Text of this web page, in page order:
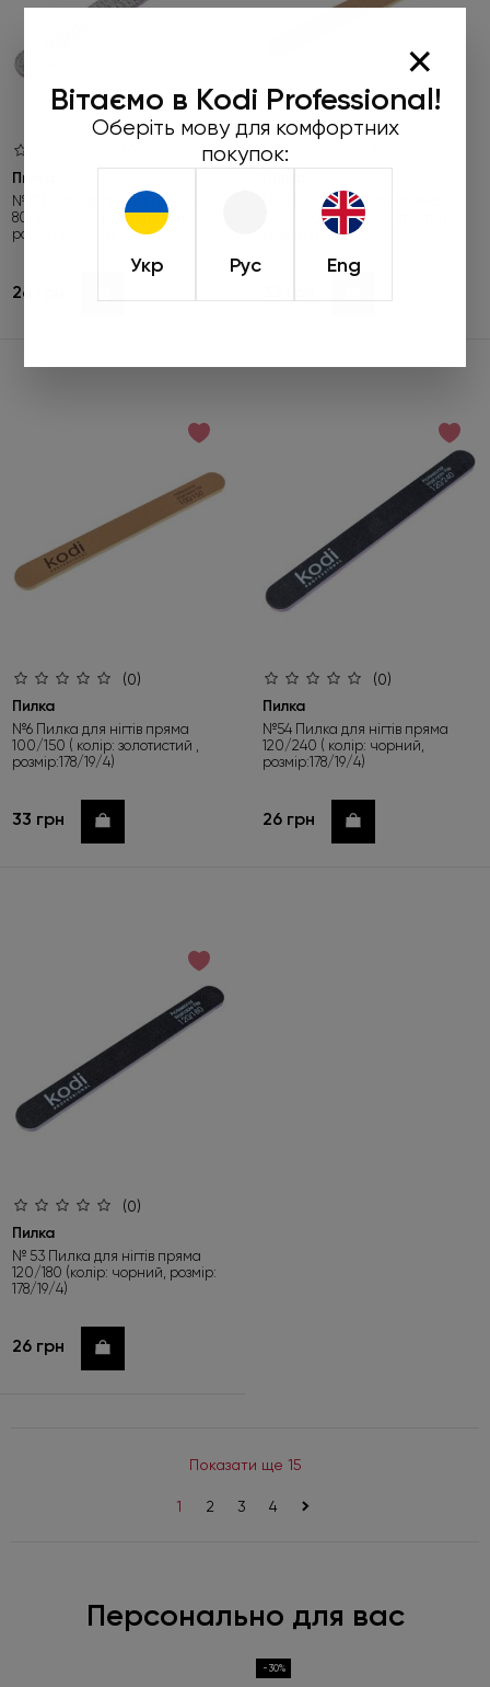
×
Вітаємо в Kodi Professional!
Оберіть мову для комфортних
покупок:
Укр Рус Eng
Пилка
№77 Пилка для нігтів пряма
80/80 (колір: коричневий,
розмір:178/19/4)
26 грн
№7 Пилка для нігтів пряма
240/240 ( колір: золотистий ,
розмір:178/19/4)
(0)
Пилка
№6 Пилка для нігтів пряма
100/150 ( колір: золотистий ,
розмір:178/19/4)
33 грн Купити
(0)
Пилка
№54 Пилка для нігтів пряма
120/240 ( колір: чорний,
розмір:178/19/4)
26 грн Купити
(0)
Пилка
№ 53 Пилка для нігтів пряма
120/180 (колір: чорний, розмір:
178/19/4)
26 грн Купити
Показати ще 15
1 2 3 4 >
Персонально для вас
-30%
обирайте подарунок
Під час оформлення не забудьте натиснути «Обрати
подарунок». Пропозиція діє лише до 01.09.2026.
Детальніше